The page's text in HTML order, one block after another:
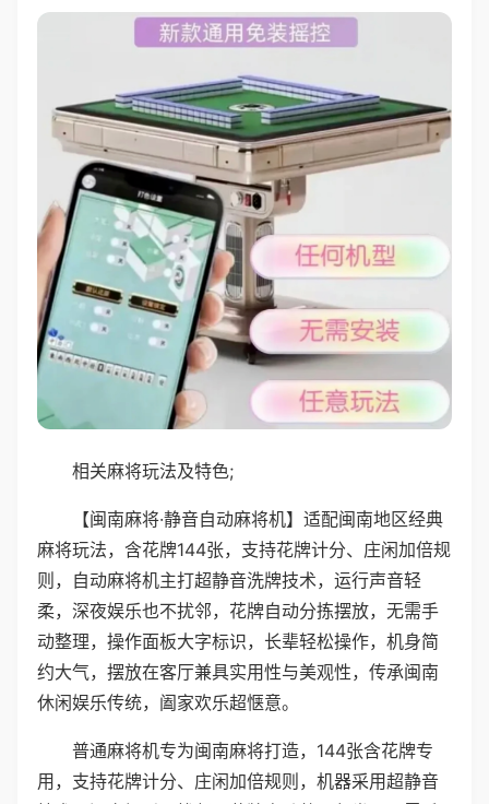
相关麻将玩法及特色;
【闽南麻将·静音自动麻将机】适配闽南地区经典
麻将玩法，含花牌144张，支持花牌计分、庄闲加倍规
则，自动麻将机主打超静音洗牌技术，运行声音轻
柔，深夜娱乐也不扰邻，花牌自动分拣摆放，无需手
动整理，操作面板大字标识，长辈轻松操作，机身简
约大气，摆放在客厅兼具实用性与美观性，传承闽南
休闲娱乐传统，阖家欢乐超惬意。
普通麻将机专为闽南麻将打造，144张含花牌专
用，支持花牌计分、庄闲加倍规则，机器采用超静音